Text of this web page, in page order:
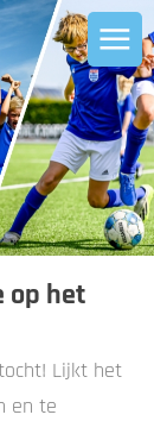
op het
Lijkt het
en te